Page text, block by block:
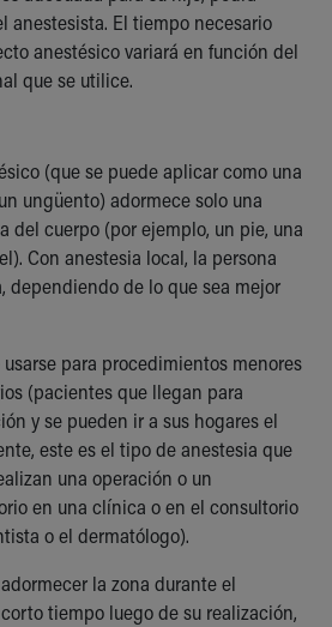
anestesista. El tiempo necesario
anestésico variará en función del
que se utilice.
(que se puede aplicar como una
ungüento) adormece solo una
del cuerpo (por ejemplo, un pie, una
Con anestesia local, la persona
dependiendo de lo que sea mejor
para procedimientos menores
(pacientes que llegan para
y se pueden ir a sus hogares el
este es el tipo de anestesia que
una operación o un
en una clínica o en el consultorio
o el dermatólogo).
la zona durante el
tiempo luego de su realización,